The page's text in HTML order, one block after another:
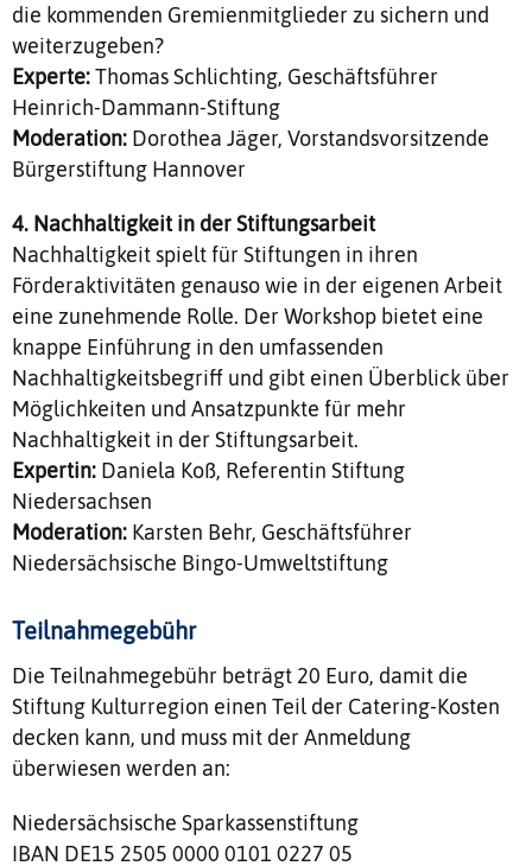
die kommenden Gremienmitglieder zu sichern und
weiterzugeben?
Experte:Thomas Schlichting, Geschäftsführer
Heinrich-Dammann-Stiftung
Moderation: Dorothea Jäger, Vorstandsvorsitzende
Bürgerstiftung Hannover
4. Nachhaltigkeit in der Stiftungsarbeit
Nachhaltigkeit spielt für Stiftungen in ihren
Förderaktivitäten genauso wie in der eigenen Arbeit
eine zunehmende Rolle. Der Workshop bietet eine
knappe Einführung in den umfassenden
Nachhaltigkeitsbegriff und gibt einen Überblick über
Möglichkeiten und Ansatzpunkte für mehr
Nachhaltigkeit in der Stiftungsarbeit.
Expertin: Daniela Koß, Referentin Stiftung
Niedersachsen
Moderation: Karsten Behr, Geschäftsführer
Niedersächsische Bingo-Umweltstiftung
Teilnahmegebühr
Die Teilnahmegebühr beträgt 20 Euro, damit die
Stiftung Kulturregion einen Teil der Catering-Kosten
decken kann, und muss mit der Anmeldung
überwiesen werden an:
Niedersächsische Sparkassenstiftung
IBAN DE15 2505 0000 0101 0227 05